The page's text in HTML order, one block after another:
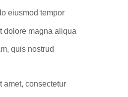
eiusmod tempor
dolore magna aliqua
quis nostrud
amet, consectetur